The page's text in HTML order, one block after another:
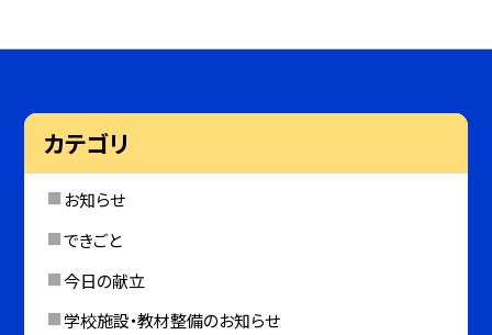
カテゴリ
お知らせ
できごと
今日の献立
学校施設・教材整備のお知らせ